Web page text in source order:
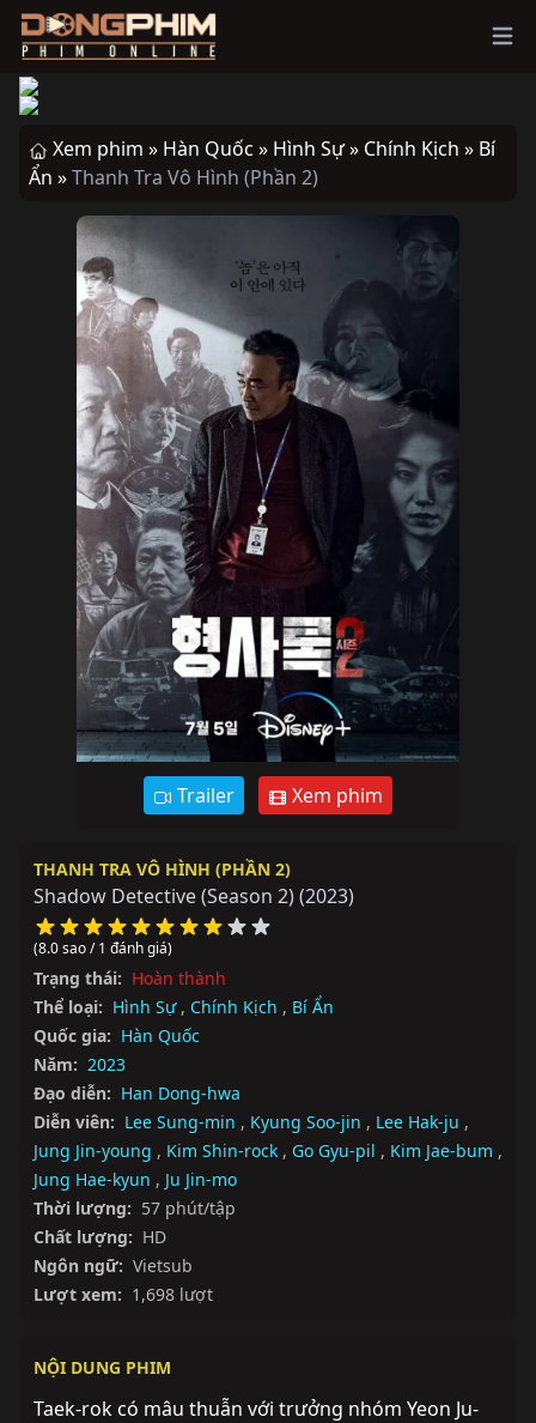
Xem phim » Hàn Quốc » Hình Sự » Chính Kịch » Bí
Ẩn »Thanh Tra Vô Hình (Phần 2)
Trailer Xem phim
THANH TRA VÔ HÌNH (PHẦN 2)
Shadow Detective (Season 2)(2023)
(8.0 sao / 1 đánh giá)
Trạng thái: Hoàn thành
Thể loại: Hình Sự , Chính Kịch , Bí Ẩn
Quốc gia: Hàn Quốc
Năm: 2023
Đạo diễn: Han Dong-hwa
Diễn viên: Lee Sung-min , Kyung Soo-jin , Lee Hak-ju ,
Jung Jin-young , Kim Shin-rock , Go Gyu-pil , Kim Jae-bum ,
Jung Hae-kyun , Ju Jin-mo
Thời lượng: 57 phút/tập
Chất lượng: HD
Ngôn ngữ: Vietsub
Lượt xem: 1,698 lượt
NỘI DUNG PHIM
Taek-rok có mâu thuẫn với trưởng nhóm Yeon Ju-